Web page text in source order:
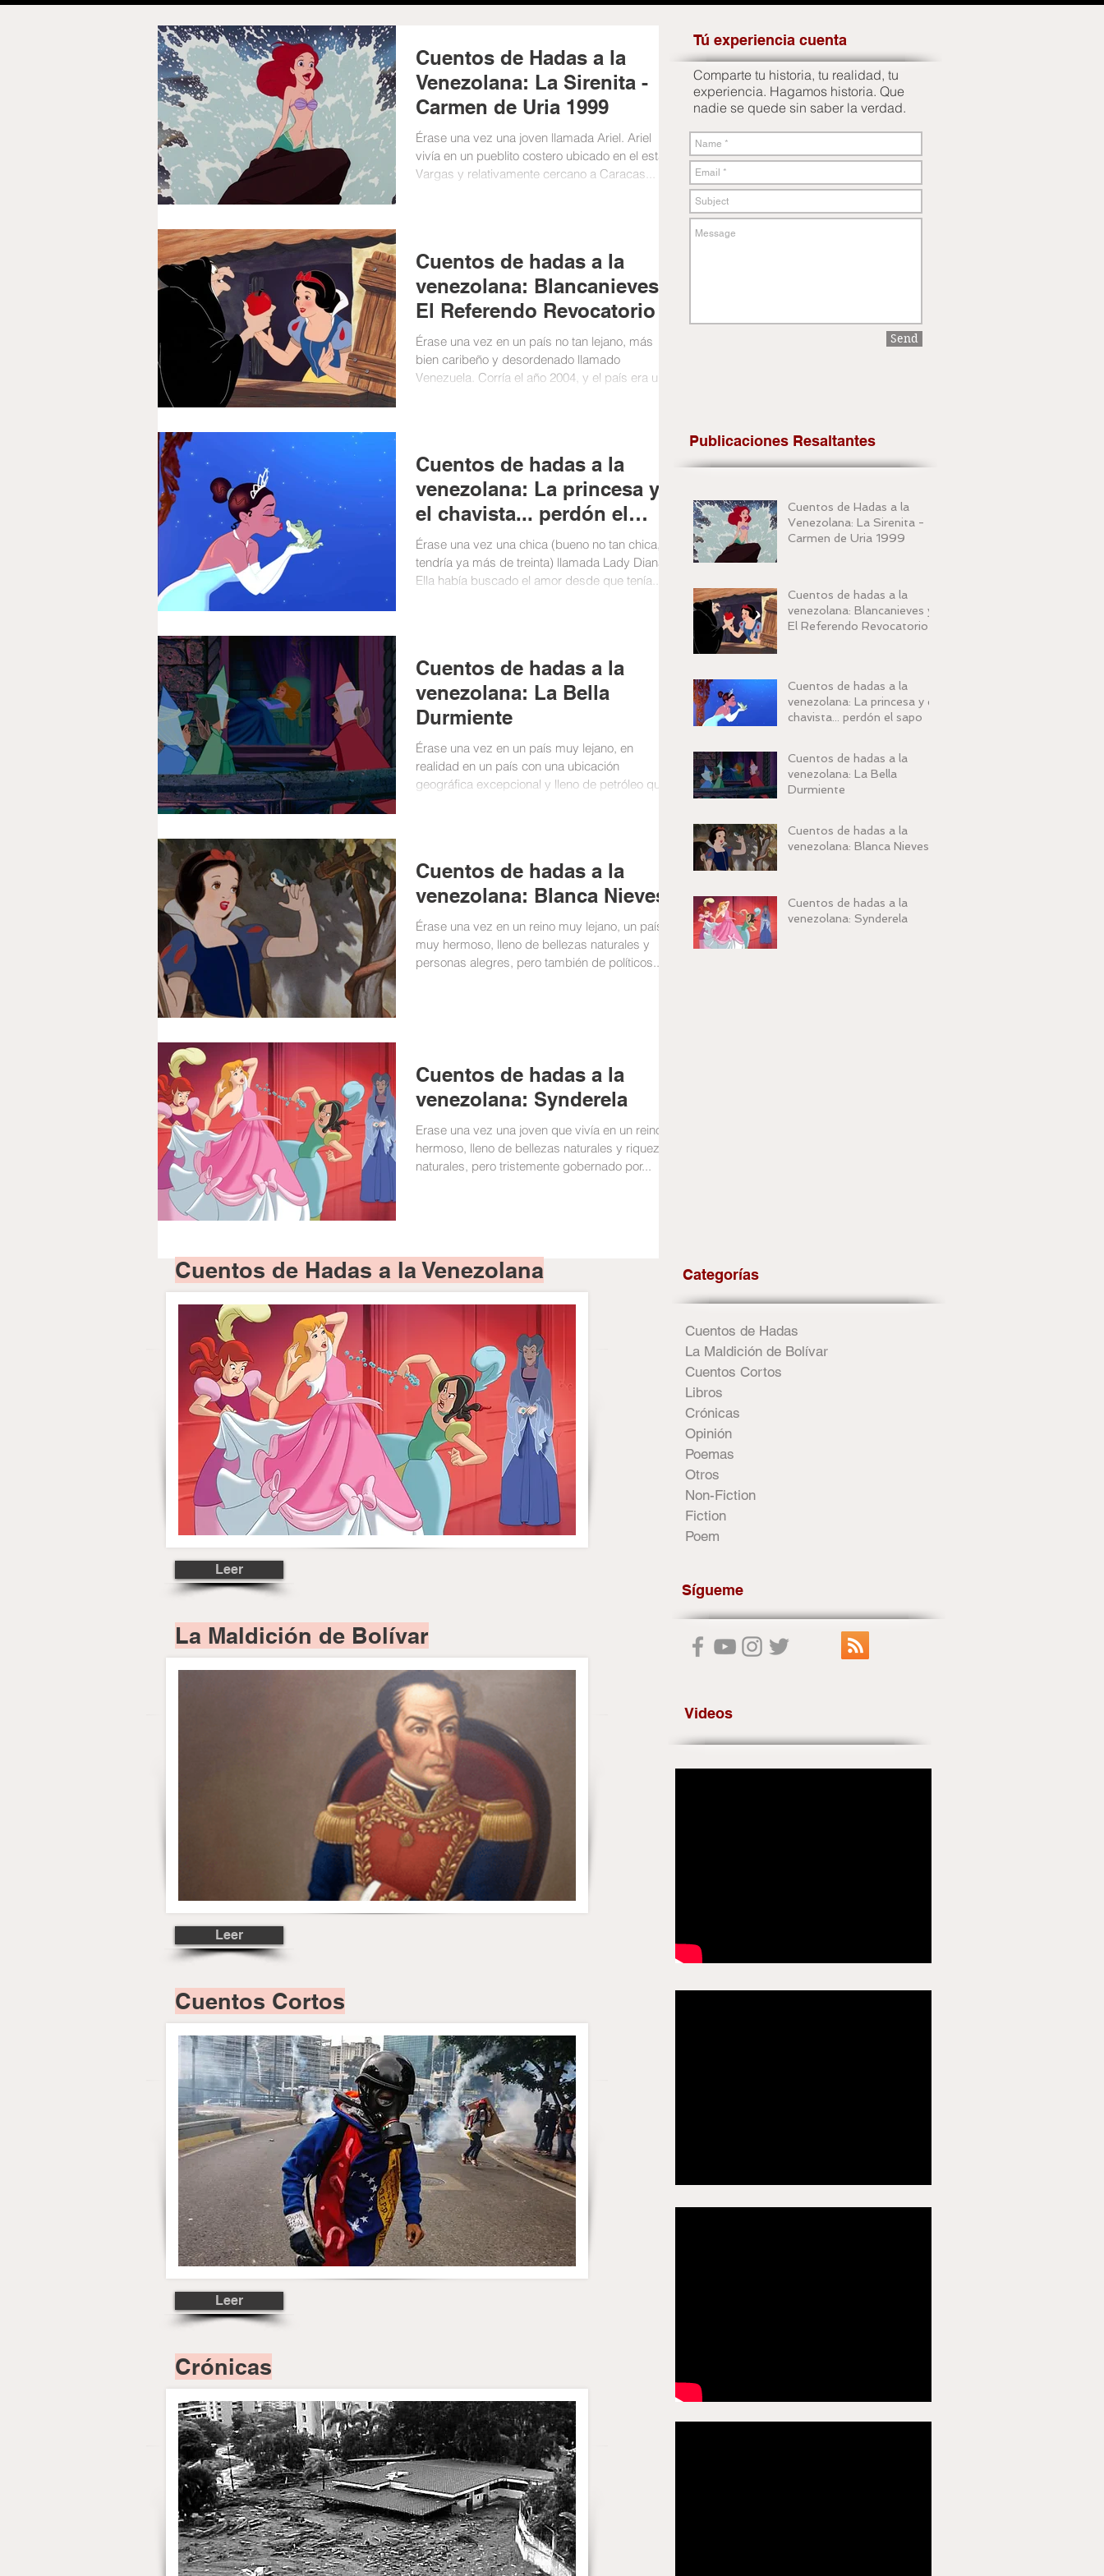
Cuentos de Hadas a la
Venezolana: La Sirenita -
Carmen de Uria 1999
Érase una vez una joven llamada Ariel. Ariel
vivía en un pueblito costero ubicado en el estado
Vargas y relativamente cercano a Caracas...
Cuentos de hadas a la
venezolana: Blancanieves y
El Referendo Revocatorio
Érase una vez en un país no tan lejano, más
bien caribeño y desordenado llamado
Venezuela. Corría el año 2004, y el país era un...
Cuentos de hadas a la
venezolana: La princesa y
el chavista... perdón el
sapo
Érase una vez una chica (bueno no tan chica,
tendría ya más de treinta) llamada Lady Diana.
Ella había buscado el amor desde que tenía...
Cuentos de hadas a la
venezolana: La Bella
Durmiente
Érase una vez en un país muy lejano, en
realidad en un país con una ubicación
geográfica excepcional y lleno de petróleo que...
Cuentos de hadas a la
venezolana: Blanca Nieves
Érase una vez en un reino muy lejano, un país
muy hermoso, lleno de bellezas naturales y
personas alegres, pero también de políticos...
Cuentos de hadas a la
venezolana: Synderela
Erase una vez una joven que vivía en un reino
hermoso, lleno de bellezas naturales y riquezas
naturales, pero tristemente gobernado por...
Tú experiencia cuenta
Comparte tu historia, tu realidad, tu
experiencia. Hagamos historia. Que
nadie se quede sin saber la verdad.
Send
Publicaciones Resaltantes
Cuentos de Hadas a la
Venezolana: La Sirenita -
Carmen de Uria 1999
Cuentos de hadas a la
venezolana: Blancanieves y
El Referendo Revocatorio
Cuentos de hadas a la
venezolana: La princesa y el
chavista... perdón el sapo
Cuentos de hadas a la
venezolana: La Bella
Durmiente
Cuentos de hadas a la
venezolana: Blanca Nieves
Cuentos de hadas a la
venezolana: Synderela
Categorías
Cuentos de Hadas
La Maldición de Bolívar
Cuentos Cortos
Libros
Crónicas
Opinión
Poemas
Otros
Non-Fiction
Fiction
Poem
Sígueme
Videos
Cuentos de Hadas a la Venezolana
Leer
La Maldición de Bolívar
Leer
Cuentos Cortos
Leer
Crónicas